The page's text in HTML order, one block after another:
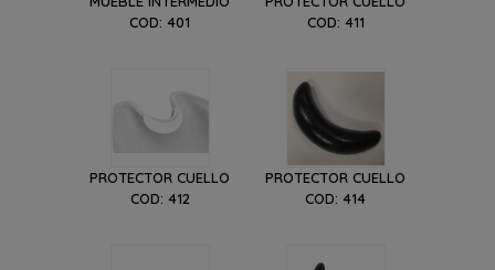
COD: 401
COD: 411
PROTECTOR CUELLO
COD: 412
PROTECTOR CUELLO
COD: 414